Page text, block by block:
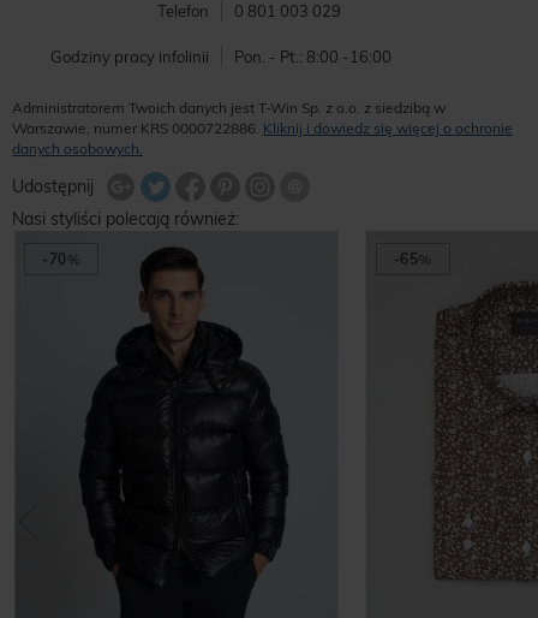
Telefon
0 801 003 029
Godziny pracy infolinii Pon. - Pt.: 8:00 -16:00
Administratorem Twoich danych jest T-Win Sp. z o.o. z siedzibą w
Warszawie, numer KRS 0000722886. Kliknij i dowiedz się więcej o ochronie
danych osobowych.
Udostępnij
Share FacebookUdostępnij na Google+
Udostępnij na Google+
Nasi styliści polecają również:
-70% -65%